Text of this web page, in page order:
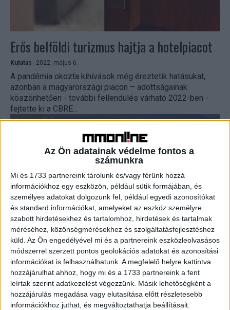
Az Ön adatainak védelme fontos a
számunkra
Mi és 1733 partnereink tárolunk és/vagy férünk hozzá
információkhoz egy eszközön, például sütik formájában, és
személyes adatokat dolgozunk fel, például egyedi azonosítókat
és standard információkat, amelyeket az eszköz személyre
szabott hirdetésekhez és tartalomhoz, hirdetések és tartalmak
méréséhez, közönségmérésekhez és szolgáltatásfejlesztéshez
küld. Az Ön engedélyével mi és a partnereink eszközleolvasásos
módszerrel szerzett pontos geolokációs adatokat és azonosítási
információkat is felhasználhatunk. A megfelelő helyre kattintva
hozzájárulhat ahhoz, hogy mi és a 1733 partnereink a fent
leírtak szerint adatkezelést végezzünk. Másik lehetőségként a
hozzájárulás megadása vagy elutasítása előtt részletesebb
információkhoz juthat, és megváltoztathatja beállításait.
Erős belföldi turizmus hajtja a hotelpiacot
Kutatás 2022. május 6.
A pandémia okozta kihívások még éreztetik hatásukat,
azonban a magyarországi piacon – adottságainak
köszönhetően - további fellendülés várható 2022-ben -
fejtette ki a CBRE...
Így alakult tavaly a belföldi turizmus
Marketing 2022. február 1.
Tavaly számos rekord született a belföldi turizmusban,
idén a Szallas.hu szakértői legalább a járványt megelőző
2019-es évhez hasonló, azaz 120-130 milliárd forint
bruttó szobaárbevételre...